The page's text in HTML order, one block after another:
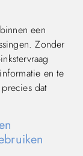
een
Zonder
en te
dat